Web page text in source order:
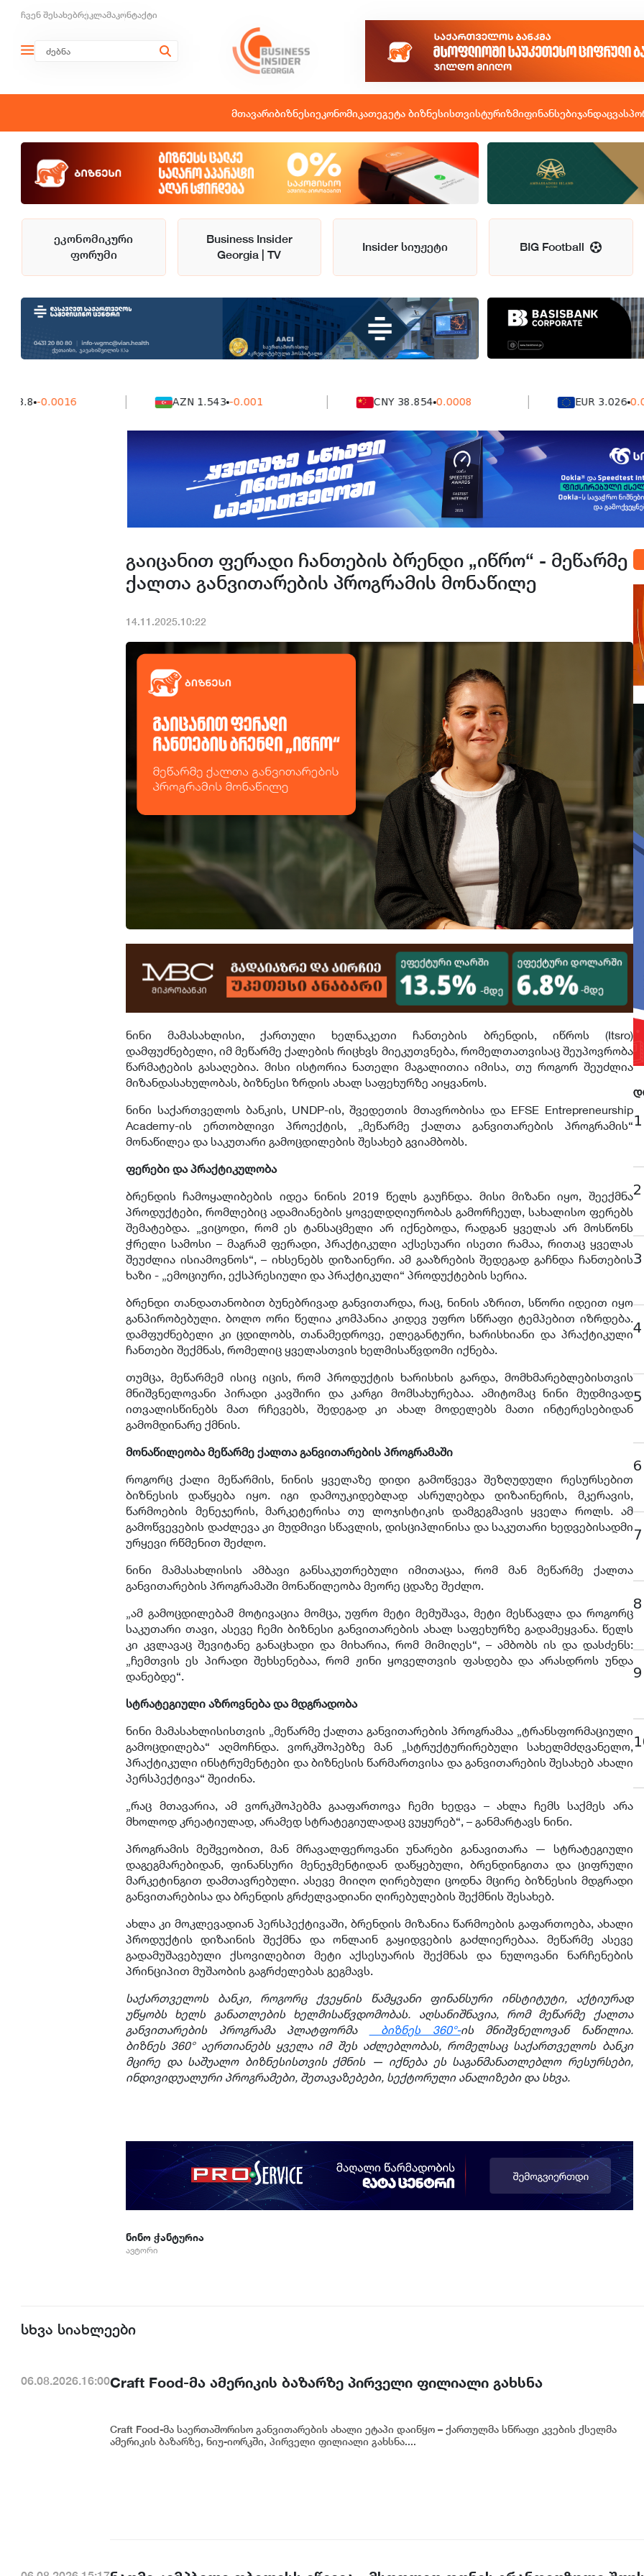
ჩვენ შესახებრეკლამაკონტაქტი
მთავარიბიზნესიეკონომიკათეგეტა ბიზნესისთვისტურიზმიფინანსებიჯანდაცვა
ეკონომიკური
ფორუმი
Business Insider
Georgia | TV
Insider სიუჟეტი BIG Football
-0.0016 AZN 1.543 -0.001 CNY 38.854 0.0008 EUR 3.026 0.0041
გაიცანით ფერადი ჩანთების ბრენდი „იწრო“ - მეწარმე
ქალთა განვითარების პროგრამის მონაწილე
14.11.2025.10:22
ნინი მამასახლისი, ქართული ხელნაკეთი ჩანთების ბრენდის, იწროს (Itsro)
დამფუძნებელი, იმ მეწარმე ქალების რიცხვს მიეკუთვნება, რომელთათვისაც შეუპოვრობა
წარმატების გასაღებია. მისი ისტორია ნათელი მაგალითია იმისა, თუ როგორ შეუძლია
მიზანდასახულობას, ბიზნესი ზრდის ახალ საფეხურზე აიყვანოს.
ნინი საქართველოს ბანკის, UNDP-ის, შვედეთის მთავრობისა და EFSE Entrepreneurship
Academy-ის ერთობლივი პროექტის, „მეწარმე ქალთა განვითარების პროგრამის“
მონაწილეა და საკუთარი გამოცდილების შესახებ გვიამბობს.
ფერები და პრაქტიკულობა
ბრენდის ჩამოყალიბების იდეა ნინის 2019 წელს გაუჩნდა. მისი მიზანი იყო, შეექმნა
პროდუქტები, რომლებიც ადამიანების ყოველდღიურობას გამორჩეულ, სახალისო ფერებს
შემატებდა. „ვიცოდი, რომ ეს ტანსაცმელი არ იქნებოდა, რადგან ყველას არ მოსწონს
ჭრელი სამოსი – მაგრამ ფერადი, პრაქტიკული აქსესუარი ისეთი რამაა, რითაც ყველას
შეუძლია ისიამოვნოს“, – იხსენებს დიზაინერი. ამ გააზრების შედეგად გაჩნდა ჩანთების
ხაზი - „ემოციური, ექსპრესიული და პრაქტიკული“ პროდუქტების სერია.
ბრენდი თანდათანობით ბუნებრივად განვითარდა, რაც, ნინის აზრით, სწორი იდეით იყო
განპირობებული. ბოლო ორი წელია კომპანია კიდევ უფრო სწრაფი ტემპებით იზრდება.
დამფუძნებელი კი ცდილობს, თანამედროვე, ელეგანტური, ხარისხიანი და პრაქტიკული
ჩანთები შექმნას, რომელიც ყველასთვის ხელმისაწვდომი იქნება.
თუმცა, მეწარმემ ისიც იცის, რომ პროდუქტის ხარისხის გარდა, მომხმარებლებისთვის
მნიშვნელოვანი პირადი კავშირი და კარგი მომსახურებაა. ამიტომაც ნინი მუდმივად
ითვალისწინებს მათ რჩევებს, შედეგად კი ახალ მოდელებს მათი ინტერესებიდან
გამომდინარე ქმნის.
მონაწილეობა მეწარმე ქალთა განვითარების პროგრამაში
როგორც ქალი მეწარმის, ნინის ყველაზე დიდი გამოწვევა შეზღუდული რესურსებით
ბიზნესის დაწყება იყო. იგი დამოუკიდებლად ასრულებდა დიზაინერის, მკერავის,
წარმოების მენეჯერის, მარკეტერისა თუ ლოჯისტიკის დამგეგმავის ყველა როლს. ამ
გამოწვევების დაძლევა კი მუდმივი სწავლის, დისციპლინისა და საკუთარი ხედვებისადმი
ურყევი რწმენით შეძლო.
ნინი მამასახლისის ამბავი განსაკუთრებული იმითაცაა, რომ მან მეწარმე ქალთა
განვითარების პროგრამაში მონაწილეობა მეორე ცდაზე შეძლო.
„ამ გამოცდილებამ მოტივაცია მომცა, უფრო მეტი მემუშავა, მეტი მესწავლა და როგორც
საკუთარი თავი, ასევე ჩემი ბიზნესი განვითარების ახალ საფეხურზე გადამეყვანა. წელს
კი კვლავაც შევიტანე განაცხადი და მიხარია, რომ მიმიღეს“, – ამბობს ის და დასძენს:
„ჩემთვის ეს პირადი შეხსენებაა, რომ ჟინი ყოველთვის ფასდება და არასდროს უნდა
დანებდე“.
სტრატეგიული აზროვნება და მდგრადობა
ნინი მამასახლისისთვის „მეწარმე ქალთა განვითარების პროგრამაა „ტრანსფორმაციული
გამოცდილება“ აღმოჩნდა. ვორკშოპებზე მან „სტრუქტურირებული სახელმძღვანელო,
პრაქტიკული ინსტრუმენტები და ბიზნესის წარმართვისა და განვითარების შესახებ ახალი
პერსპექტივა“ შეიძინა.
„რაც მთავარია, ამ ვორკშოპებმა გააფართოვა ჩემი ხედვა – ახლა ჩემს საქმეს არა
მხოლოდ კრეატიულად, არამედ სტრატეგიულადაც ვუყურებ“, – განმარტავს ნინი.
პროგრამის მეშვეობით, მან მრავალფეროვანი უნარები განავითარა — სტრატეგიული
დაგეგმარებიდან, ფინანსური მენეჯმენტიდან დაწყებული, ბრენდინგითა და ციფრული
მარკეტინგით დამთავრებული. ასევე მიიღო ღირებული ცოდნა მცირე ბიზნესის მდგრადი
განვითარებისა და ბრენდის გრძელვადიანი ღირებულების შექმნის შესახებ.
ახლა კი მოკლევადიან პერსპექტივაში, ბრენდის მიზანია წარმოების გაფართოება, ახალი
პროდუქტის დიზაინის შექმნა და ონლაინ გაყიდვების გაძლიერებაა. მეწარმე ასევე
გადამუშავებული ქსოვილებით მეტი აქსესუარის შექმნას და ნულოვანი ნარჩენების
პრინციპით მუშაობის გაგრძელებას გეგმავს.
საქართველოს ბანკი, როგორც ქვეყნის წამყვანი ფინანსური ინსტიტუტი, აქტიურად
უწყობს ხელს განათლების ხელმისაწვდომობას. აღსანიშნავია, რომ მეწარმე ქალთა
განვითარების პროგრამა პლატფორმა
ბიზნეს 360°-ის მნიშვნელოვან ნაწილია.
ბიზნეს 360°აერთიანებს ყველა იმ შეს აძლებლობას, რომელსაც საქართველოს ბანკი
მცირე და საშუალო ბიზნესისთვის ქმნის — იქნება ეს საგანმანათლებლო რესურსები,
ინდივიდუალური პროგრამები, შეთავაზებები, სექტორული ანალიზები და სხვა.
ნინო ჭანტურია
ავტორი
1
2
3
4
5
6
7
8
9
სხვა სიახლეები
06.08.2026.16:00Craft Food-მა ამერიკის ბაზარზე პირველი ფილიალი გახსნა
Craft Food-მა საერთაშორისო განვითარების ახალი ეტაპი დაიწყო – ქართულმა სწრაფი კვების ქსელმა
ამერიკის ბაზარზე, ნიუ-იორკში, პირველი ფილიალი გახსნა....